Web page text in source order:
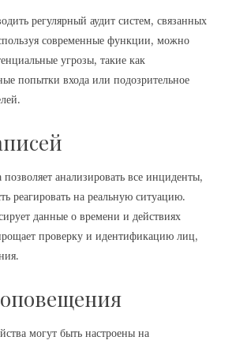
регулярный аудит систем, связанных
современные функции, можно
угрозы, такие как
попытки входа или подозрительное
позволяет анализировать все инциденты,
реагировать на реальную ситуацию.
данные о времени и действиях
проверку и идентификацию лиц,
могут быть настроены на